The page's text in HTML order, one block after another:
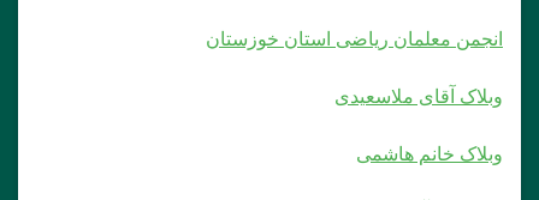
انجمن معلمان ریاضی استان خوزستان
وبلاک آقای ملاسعیدی
وبلاک خانم هاشمی